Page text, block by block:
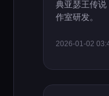
典亚瑟王传说
作室研发。
2026-01-02